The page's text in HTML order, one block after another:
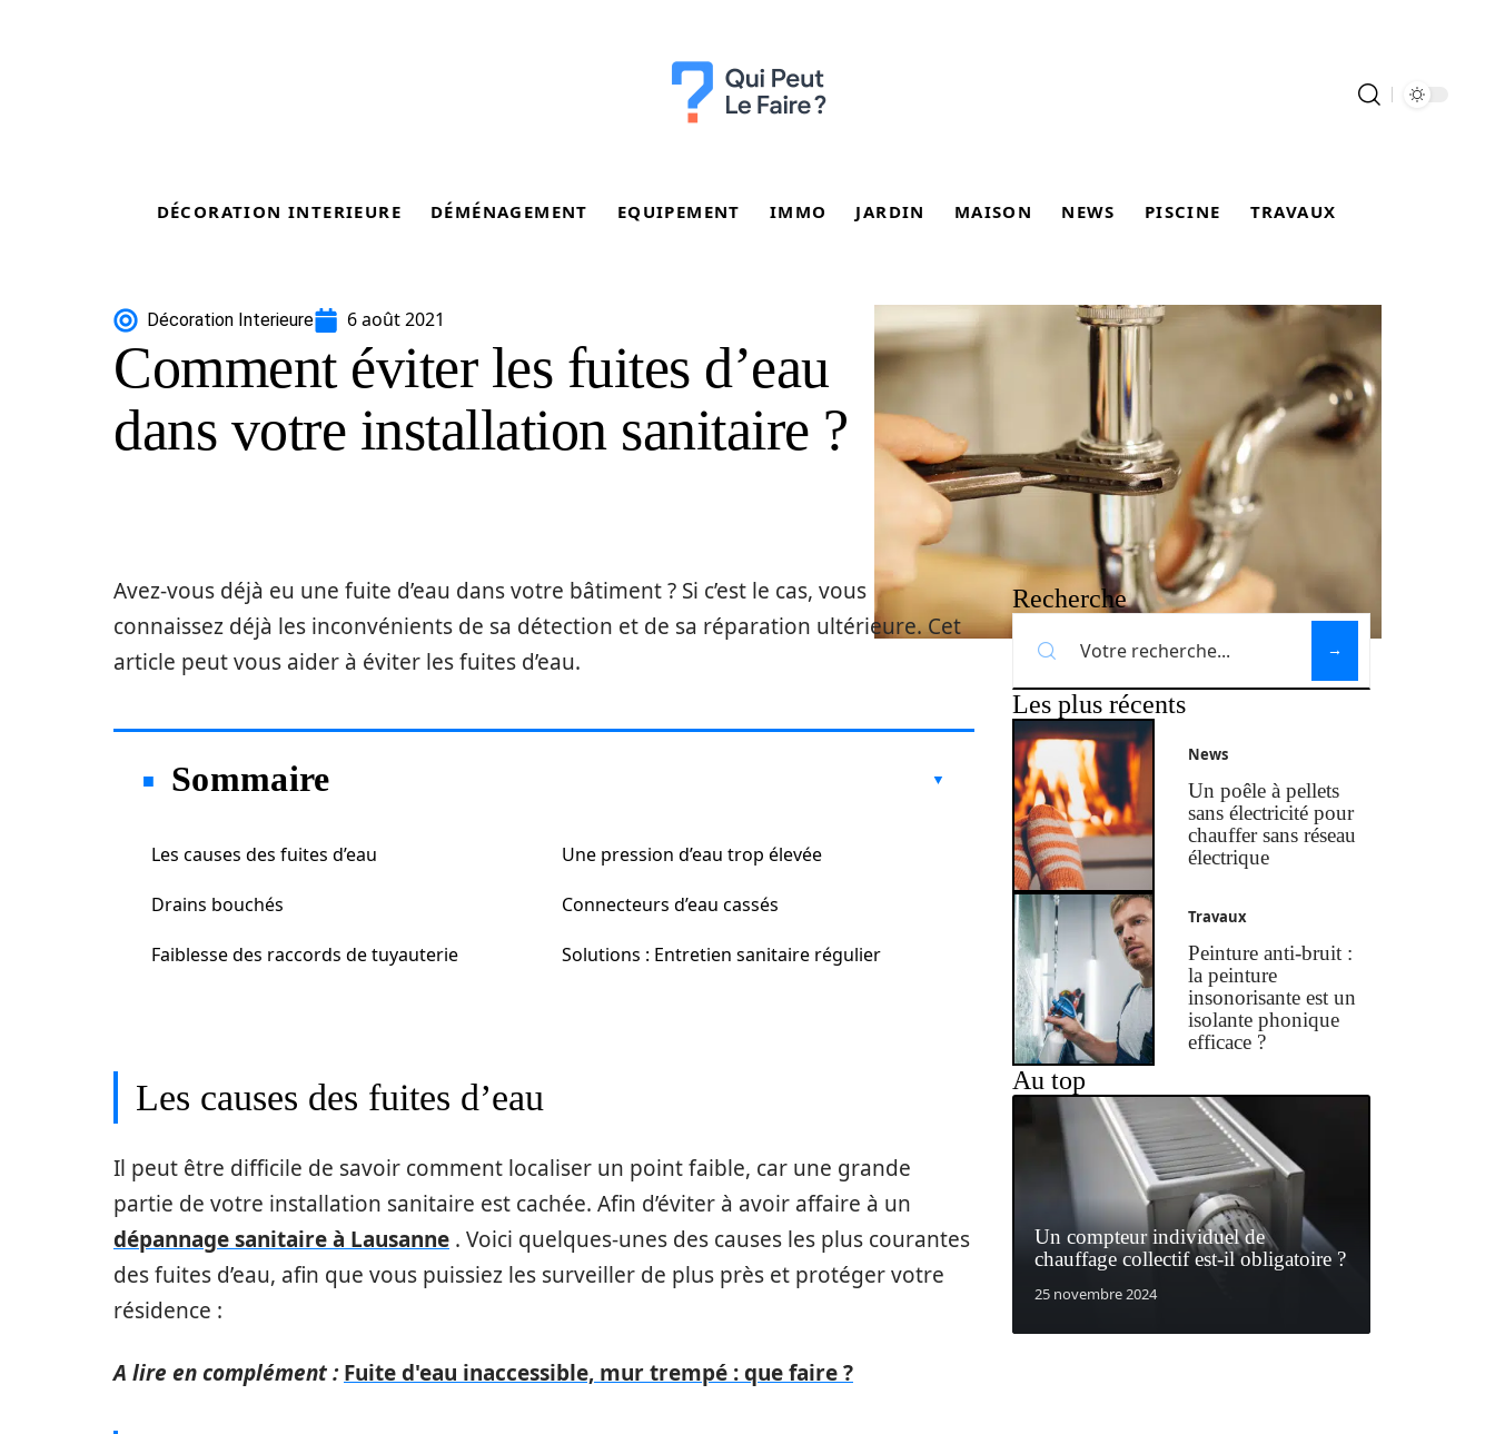
DÉCORATION INTERIEURE DÉMÉNAGEMENT EQUIPEMENT IMMO JARDIN MAISON NEWS PISCINE TRAVAUX
Décoration Interieure 6 août 2021
Comment éviter les fuites d’eau
dans votre installation sanitaire ?
Avez-vous déjà eu une fuite d’eau dans votre bâtiment ? Si c’est le cas, vous
connaissez déjà les inconvénients de sa détection et de sa réparation ultérieure. Cet
article peut vous aider à éviter les fuites d’eau.
Sommaire
Les causes des fuites d’eau
Drains bouchés
Faiblesse des raccords de tuyauterie
Une pression d’eau trop élevée
Connecteurs d’eau cassés
Solutions : Entretien sanitaire régulier
Les causes des fuites d’eau
Il peut être difficile de savoir comment localiser un point faible, car une grande
partie de votre installation sanitaire est cachée. Afin d’éviter à avoir affaire à un
dépannage sanitaire à Lausanne . Voici quelques-unes des causes les plus courantes
des fuites d’eau, afin que vous puissiez les surveiller de plus près et protéger votre
résidence :
A lire en complément : Fuite d'eau inaccessible, mur trempé : que faire ?
Recherche
Les plus récents
News
Un poêle à pellets
sans électricité pour
chauffer sans réseau
électrique
Travaux
Peinture anti-bruit :
la peinture
insonorisante est un
isolante phonique
efficace ?
Au top
Un compteur individuel de
chauffage collectif est-il obligatoire ?
25 novembre 2024